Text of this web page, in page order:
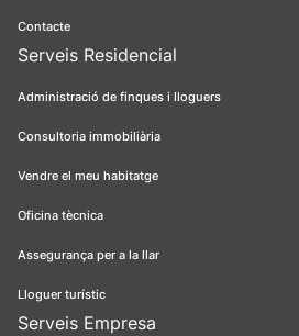
Contacte
Serveis Residencial
Administració de finques i lloguers
Consultoria immobiliària
Vendre el meu habitatge
Oficina tècnica
Assegurança per a la llar
Lloguer turístic
Serveis Empresa